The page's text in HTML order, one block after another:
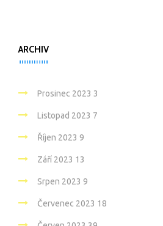
ARCHIV
Prosinec 2023 3
Listopad 2023 7
Říjen 2023 9
Září 2023 13
Srpen 2023 9
Červenec 2023 18